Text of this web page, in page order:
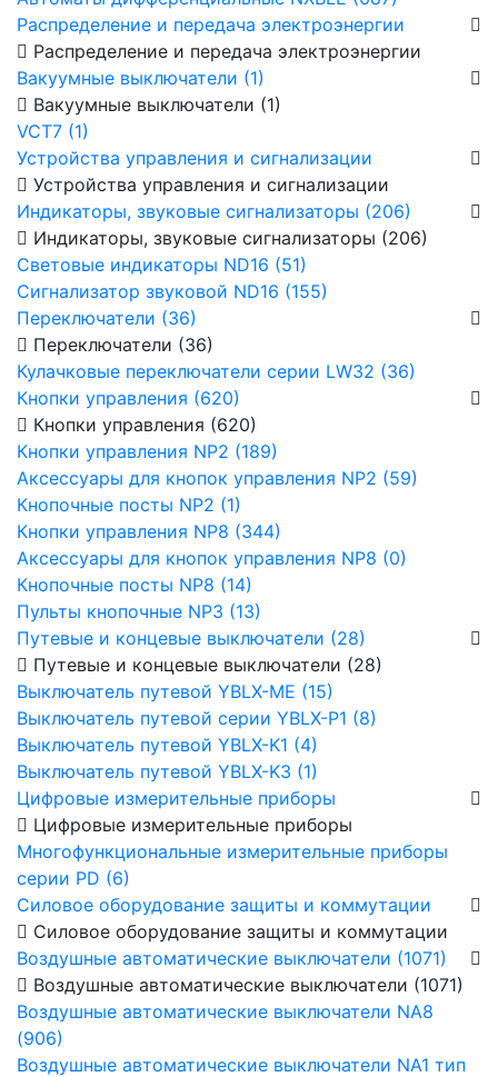
Распределение и передача электроэнергии
Распределение и передача электроэнергии
Вакуумные выключатели (1)
Вакуумные выключатели (1)
VCT7 (1)
Устройства управления и сигнализации
Устройства управления и сигнализации
Индикаторы, звуковые сигнализаторы (206)
Индикаторы, звуковые сигнализаторы (206)
Световые индикаторы ND16 (51)
Сигнализатор звуковой ND16 (155)
Переключатели (36)
Переключатели (36)
Кулачковые переключатели серии LW32 (36)
Кнопки управления (620)
Кнопки управления (620)
Кнопки управления NP2 (189)
Аксессуары для кнопок управления NP2 (59)
Кнопочные посты NP2 (1)
Кнопки управления NP8 (344)
Аксессуары для кнопок управления NP8 (0)
Кнопочные посты NP8 (14)
Пульты кнопочные NP3 (13)
Путевые и концевые выключатели (28)
Путевые и концевые выключатели (28)
Выключатель путевой YBLX-ME (15)
Выключатель путевой серии YBLX-P1 (8)
Выключатель путевой YBLX-K1 (4)
Выключатель путевой YBLX-K3 (1)
Цифровые измерительные приборы
Цифровые измерительные приборы
Многофункциональные измерительные приборы
серии PD (6)
Силовое оборудование защиты и коммутации
Силовое оборудование защиты и коммутации
Воздушные автоматические выключатели (1071)
Воздушные автоматические выключатели (1071)
Воздушные автоматические выключатели NA8
(906)
Воздушные автоматические выключатели NA1 тип